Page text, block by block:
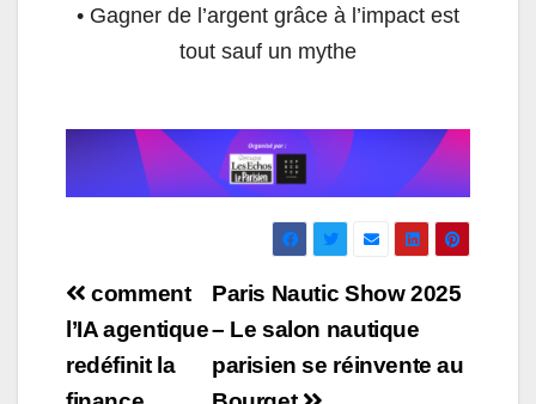
• Gagner de l’argent grâce à l’impact est
tout sauf un mythe
Navigation
de
l’article
Paris Nautic Show 2025
– Le salon nautique
parisien se réinvente au
comment
l’IA agentique
redéfinit la